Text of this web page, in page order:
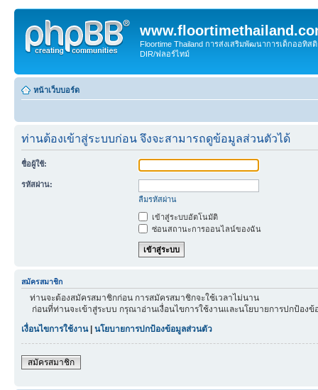
Floortime Thailand การส่งเสริมพัฒนาการเด็กออทิ
DIR/ฟลอร์ไทม์
หน้าเว็บบอร์ด
ท่านต้องเข้าสู่ระบบก่อน จึงจะสามารถดูข้อมูลส่วนตัวได้
ชื่อผู้ใช้:
รหัสผ่าน:
ลืมรหัสผ่าน
เข้าสู่ระบบอัตโนมัติ
ซ่อนสถานะการออนไลน์ของฉัน
สมัครสมาชิก
ท่านจะต้องสมัครสมาชิกก่อน การสมัครสมาชิกจะใช้เวลาไม่นาน
ก่อนที่ท่านจะเข้าสู่ระบบ กรุณาอ่านเงื่อนไขการใช้งานและนโยบายการปกป้อง
เงื่อนไขการใช้งาน| นโยบายการปกป้องข้อมูลส่วนตัว
สมัครสมาชิก